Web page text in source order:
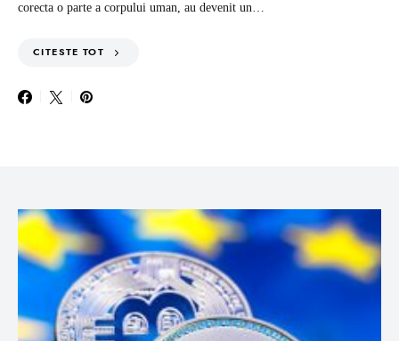
corecta o parte a corpului uman, au devenit un…
CITESTE TOT